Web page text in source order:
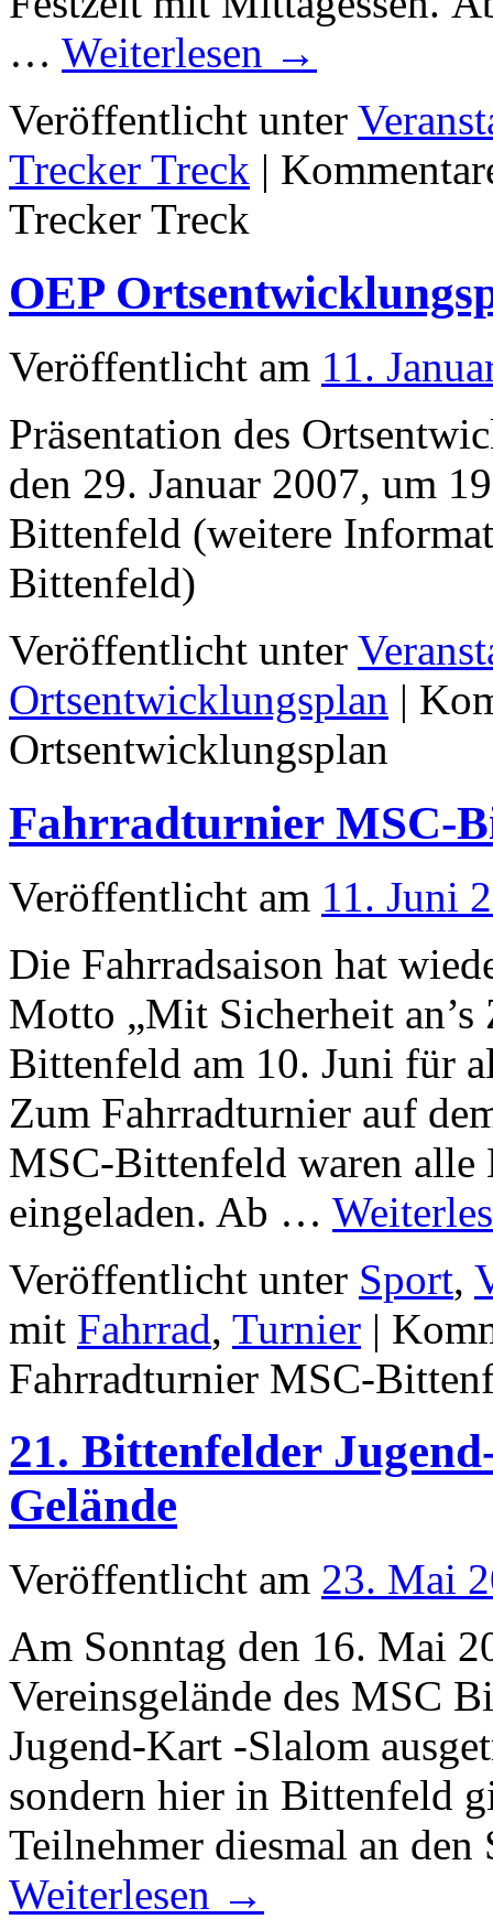
… Weiterlesen →
Veröffentlicht unter
Trecker Treck |
Trecker Treck
OEP
Veröffentlicht am 11.
Präsentation des
den 29. Januar 2007, um
Bittenfeld (weitere
Bittenfeld)
Veröffentlicht unter
Ortsentwicklungsplan |
Ortsentwicklungsplan
Fahrradturnier MSC-
Veröffentlicht am 11. Juni
Die Fahrradsaison hat
Motto „Mit Sicherheit
Bittenfeld am 10. Juni für
Zum Fahrradturnier auf
MSC-Bittenfeld waren alle
eingeladen. Ab …
Veröffentlicht unter Sport,
mit Fahrrad, Turnier |
Fahrradturnier MSC-
21. Bittenfelder
Gelände
Veröffentlicht am 23. Mai
Am Sonntag den 16. Mai
Vereinsgelände des MSC
Jugend-Kart -Slalom
sondern hier in Bittenfeld
Teilnehmer diesmal an
Weiterlesen →